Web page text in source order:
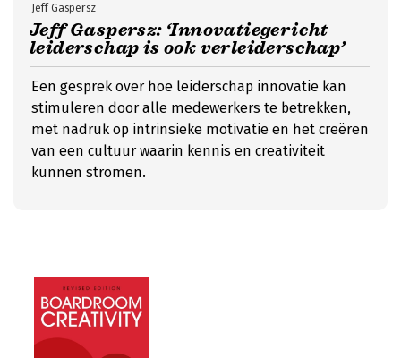
Jeff Gaspersz: ‘Innovatiegericht
leiderschap is ook verleiderschap’
Jeff Gaspersz
Een gesprek over hoe leiderschap innovatie kan
stimuleren door alle medewerkers te betrekken,
met nadruk op intrinsieke motivatie en het creëren
van een cultuur waarin kennis en creativiteit
kunnen stromen.